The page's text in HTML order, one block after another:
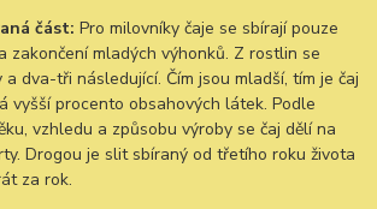
část: Pro milovníky čaje se sbírají pouze
zakončení mladých výhonků. Z rostlin se
dva-tři následující. Čím jsou mladší, tím je čaj
vyšší procento obsahových látek. Podle
vzhledu a způsobu výroby se čaj dělí na
Drogou je slit sbíraný od třetího roku života
za rok.